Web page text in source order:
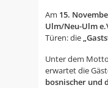
Am 15.
Ulm/Neu-Ulm
Türen: die
Unter dem Motto
erwartet die
bosnischer und